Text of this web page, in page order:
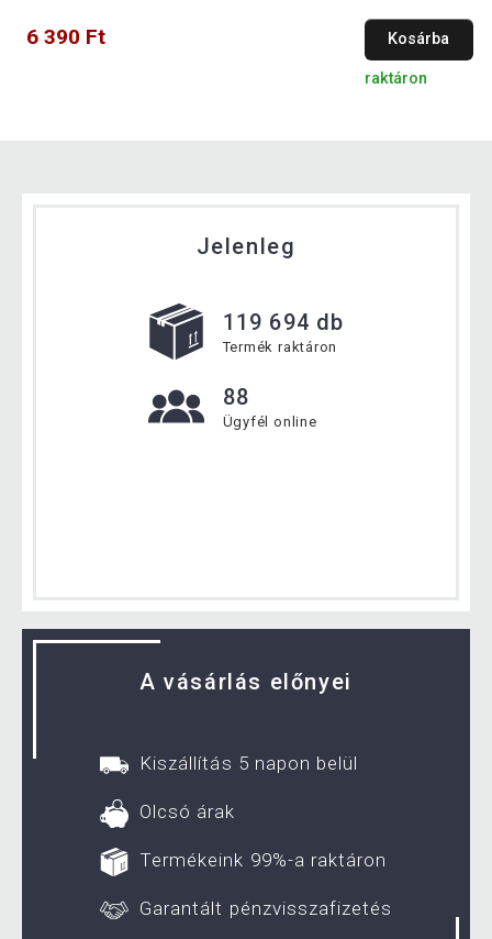
6 390 Ft Kosárba
raktáron
Jelenleg
119 694 db
Termék raktáron
88
Ügyfél online
A vásárlás előnyei
Kiszállítás 5 napon belül
Olcsó árak
Termékeink 99%-a raktáron
Garantált pénzvisszafizetés